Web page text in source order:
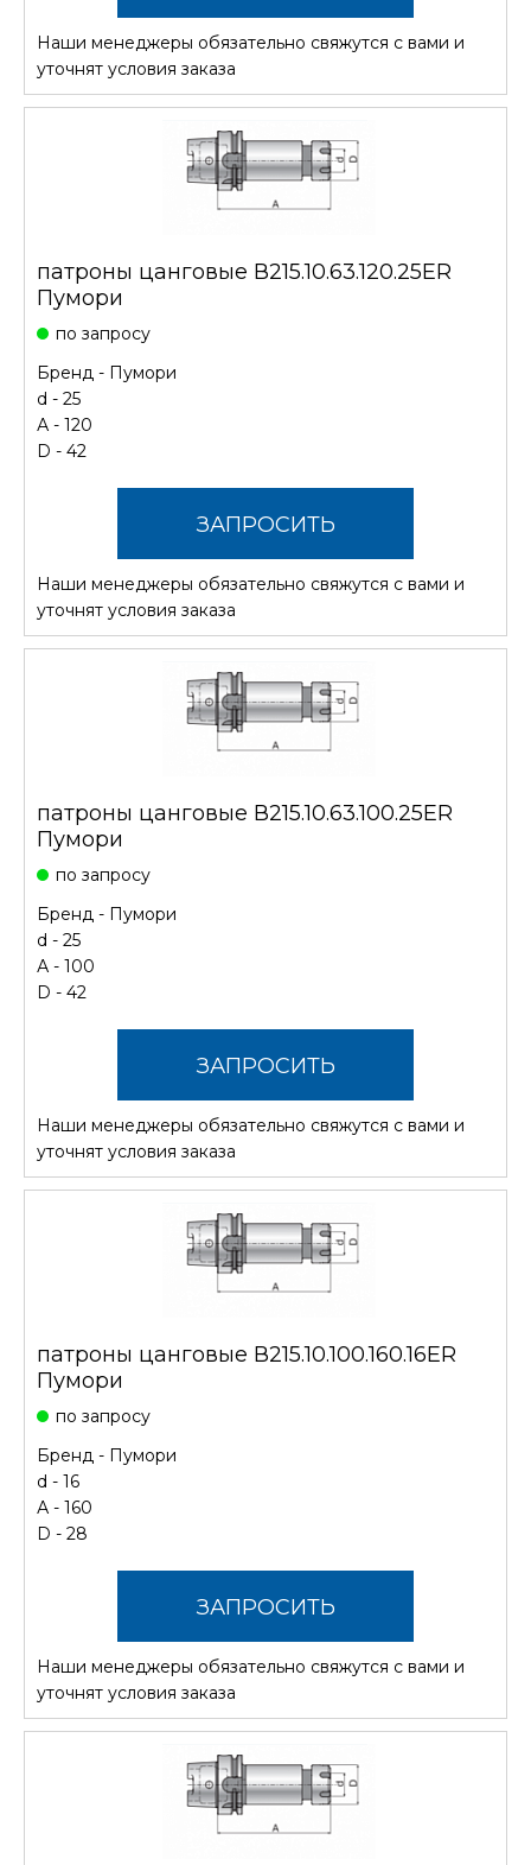
СТОИМОСТЬ
Наши менеджеры обязательно свяжутся с вами и
уточнят условия заказа
патроны цанговые В215.10.63.120.25ER
Пумори
по запросу
Бренд - Пумори
d - 25
А - 120
D - 42
ЗАПРОСИТЬ
СТОИМОСТЬ
Наши менеджеры обязательно свяжутся с вами и
уточнят условия заказа
патроны цанговые В215.10.63.100.25ER
Пумори
по запросу
Бренд - Пумори
d - 25
А - 100
D - 42
ЗАПРОСИТЬ
СТОИМОСТЬ
Наши менеджеры обязательно свяжутся с вами и
уточнят условия заказа
патроны цанговые В215.10.100.160.16ER
Пумори
по запросу
Бренд - Пумори
d - 16
А - 160
D - 28
ЗАПРОСИТЬ
СТОИМОСТЬ
Наши менеджеры обязательно свяжутся с вами и
уточнят условия заказа